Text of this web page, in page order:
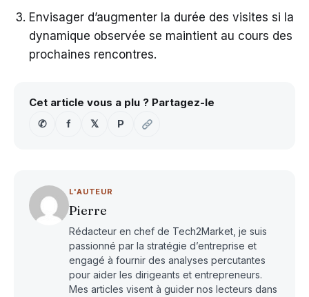
Envisager d’augmenter la durée des visites si la
dynamique observée se maintient au cours des
prochaines rencontres.
Cet article vous a plu ? Partagez-le
✆
f 𝕏 P
L'AUTEUR
Pierre
Rédacteur en chef de Tech2Market, je suis
passionné par la stratégie d’entreprise et
engagé à fournir des analyses percutantes
pour aider les dirigeants et entrepreneurs.
Mes articles visent à guider nos lecteurs dans